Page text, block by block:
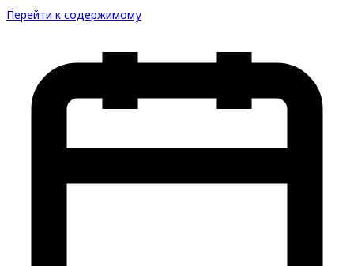
Перейти к содержимому